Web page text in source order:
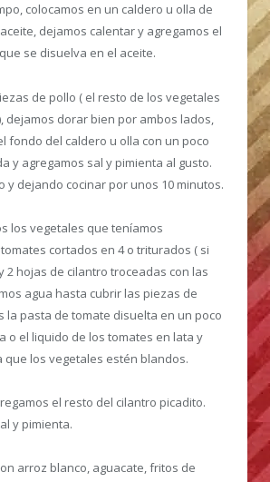
colocamos en un caldero u olla de
dejamos calentar y agregamos el
se disuelva en el aceite.
de pollo ( el resto de los vegetales
dejamos dorar bien por ambos lados,
fondo del caldero u olla con un poco
y agregamos sal y pimienta al gusto.
y dejando cocinar por unos 10 minutos.
los vegetales que teníamos
cortados en 4 o triturados ( si
2 hojas de cilantro troceadas con las
agua hasta cubrir las piezas de
la pasta de tomate disuelta en un poco
o el liquido de los tomates en lata y
que los vegetales estén blandos.
el resto del cilantro picadito.
y pimienta.
arroz blanco, aguacate, fritos de